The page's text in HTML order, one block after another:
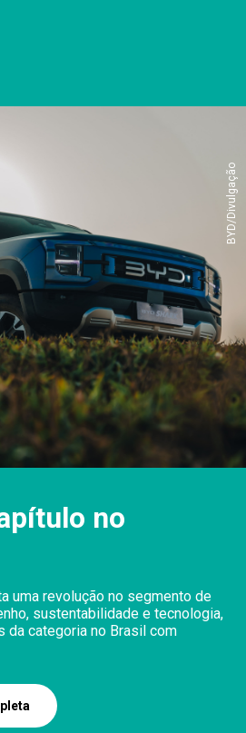
BYD/Divulgação
no
uma revolução no segmento de
sustentabilidade e tecnologia,
da categoria no Brasil com